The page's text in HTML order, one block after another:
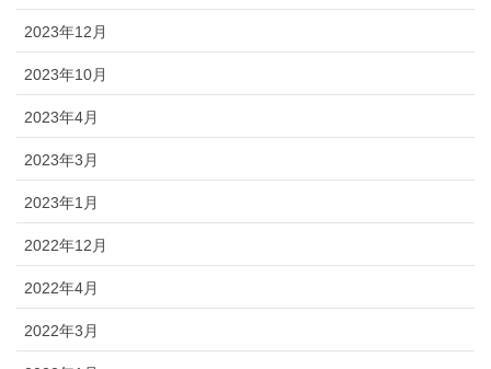
2023年12月
2023年10月
2023年4月
2023年3月
2023年1月
2022年12月
2022年4月
2022年3月